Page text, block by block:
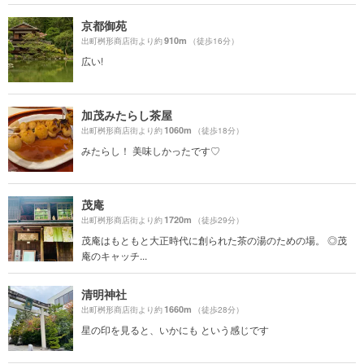
京都御苑
出町桝形商店街より約910m （徒歩16分）
広い!
加茂みたらし茶屋
出町桝形商店街より約1060m （徒歩18分）
みたらし！ 美味しかったです♡
茂庵
出町桝形商店街より約1720m （徒歩29分）
茂庵はもともと大正時代に創られた茶の湯のための場。 ◎茂
庵のキャッチ...
清明神社
出町桝形商店街より約1660m （徒歩28分）
星の印を見ると、いかにも という感じです